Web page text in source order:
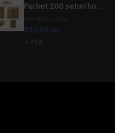
Pachet 100 seturi hoteliere, set dentar, set barbierit, casca de dus, pila unghii, set cusut
533,69 lei
+ TVA